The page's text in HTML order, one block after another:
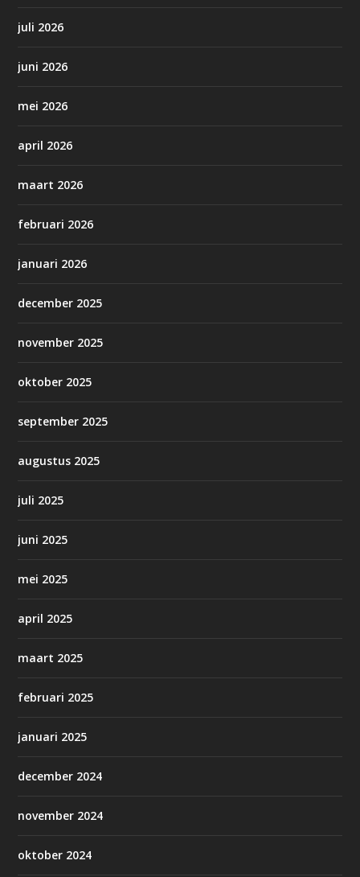
juli 2026
juni 2026
mei 2026
april 2026
maart 2026
februari 2026
januari 2026
december 2025
november 2025
oktober 2025
september 2025
augustus 2025
juli 2025
juni 2025
mei 2025
april 2025
maart 2025
februari 2025
januari 2025
december 2024
november 2024
oktober 2024